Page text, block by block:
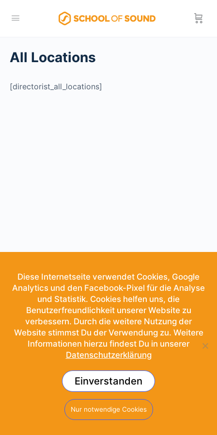
All Locations
[directorist_all_locations]
© 2026 - School of Sound
Diese Internetseite verwendet Cookies, Google
Analytics und den Facebook-Pixel für die Analyse
und Statistik. Cookies helfen uns, die
Benutzerfreundlichkeit unserer Website zu
verbessern. Durch die weitere Nutzung der
Website stimmst Du der Verwendung zu. Weitere
Informationen hierzu findest Du in unserer
Datenschutzerklärung
Einverstanden
Nur notwendige Cookies